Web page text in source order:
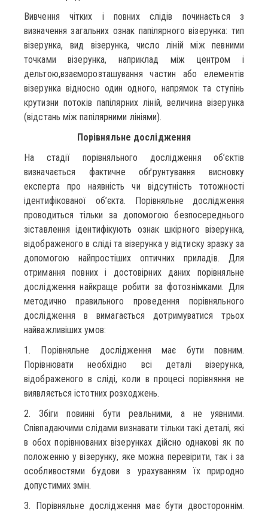
Вивчення чітких і повних слідів починається з
визначення загальних ознак папілярного візерунка: тип
візерунка, вид візерунка, число ліній між певними
точками візерунка, наприклад між центром і
дельтою,взаєморозташування частин або елементів
візерунка відносно один одного, напрямок та ступінь
крутизни потоків папілярних ліній, величина візерунка
(відстань між папілярними лініями).
Порівняльне дослідження
На стадії порівняльного дослідження об’єктів
визначається фактичне обґрунтування висновку
експерта про наявність чи відсутність тотожності
ідентифікованої об’єкта. Порівняльне дослідження
проводиться тільки за допомогою безпосереднього
зіставлення ідентифікують ознак шкірного візерунка,
відображеного в сліді та візерунка у відтиску зразку за
допомогою найпростіших оптичних приладів. Для
отримання повних і достовірних даних порівняльне
дослідження найкраще робити за фотознімками. Для
методично правильного проведення порівняльного
дослідження в вимагається дотримуватися трьох
найважливіших умов:
1. Порівняльне дослідження має бути повним.
Порівнювати необхідно всі деталі візерунка,
відображеного в сліді, коли в процесі порівняння не
виявляється істотних розходжень.
2. Збіги повинні бути реальними, а не уявними.
Співпадаючими слідами визнавати тільки такі деталі, які
в обох порівнюваних візерунках дійсно однакові як по
положенню у візерунку, яке можна перевірити, так і за
особливостями будови з урахуванням їх природно
допустимих змін.
3. Порівняльне дослідження має бути двостороннім.